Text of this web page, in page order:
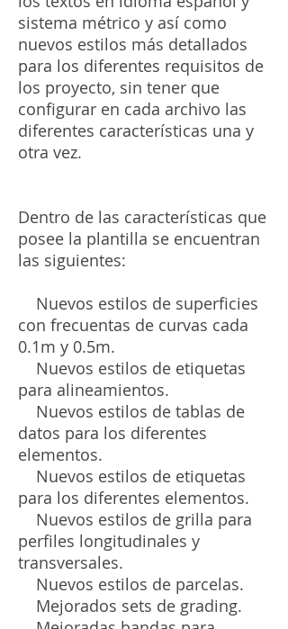
sistema métrico y así como
nuevos estilos más detallados
para los diferentes requisitos de
los proyecto, sin tener que
configurar en cada archivo las
diferentes características una y
otra vez.
Dentro de las características que
posee la plantilla se encuentran
las siguientes:
Nuevos estilos de superficies
con frecuentas de curvas cada
0.1m y 0.5m.
Nuevos estilos de etiquetas
para alineamientos.
Nuevos estilos de tablas de
datos para los diferentes
elementos.
Nuevos estilos de etiquetas
para los diferentes elementos.
Nuevos estilos de grilla para
perfiles longitudinales y
transversales.
Nuevos estilos de parcelas.
Mejorados sets de grading.